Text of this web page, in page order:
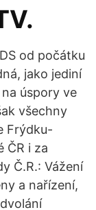
od počátku
jako jediní
úspory ve
všechny
Frýdku-
ČR i za
Č.R.: Vážení
a nařízení,